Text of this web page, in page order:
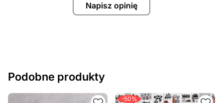
Napisz opinię
Podobne produkty
-50%